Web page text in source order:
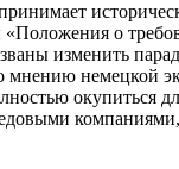
о
изменить
немецкой
окупиться